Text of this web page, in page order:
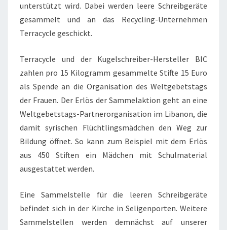
unterstützt wird. Dabei werden leere Schreibgeräte
gesammelt und an das Recycling-Unternehmen
Terracycle geschickt.
Terracycle und der Kugelschreiber-Hersteller BIC
zahlen pro 15 Kilogramm gesammelte Stifte 15 Euro
als Spende an die Organisation des Weltgebetstags
der Frauen. Der Erlös der Sammelaktion geht an eine
Weltgebetstags-Partnerorganisation im Libanon, die
damit syrischen Flüchtlingsmädchen den Weg zur
Bildung öffnet. So kann zum Beispiel mit dem Erlös
aus 450 Stiften ein Mädchen mit Schulmaterial
ausgestattet werden.
Eine Sammelstelle für die leeren Schreibgeräte
befindet sich in der Kirche in Seligenporten. Weitere
Sammelstellen werden demnächst auf unserer